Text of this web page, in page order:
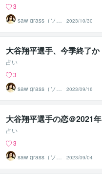
3
saw grass（ソー
グラス）
2023/10/30
大谷翔平選手、今季終了か
占い
3
saw grass（ソー
グラス）
2023/09/16
大谷翔平選手の恋＠2021年
占い
3
saw grass（ソー
グラス）
2023/09/04